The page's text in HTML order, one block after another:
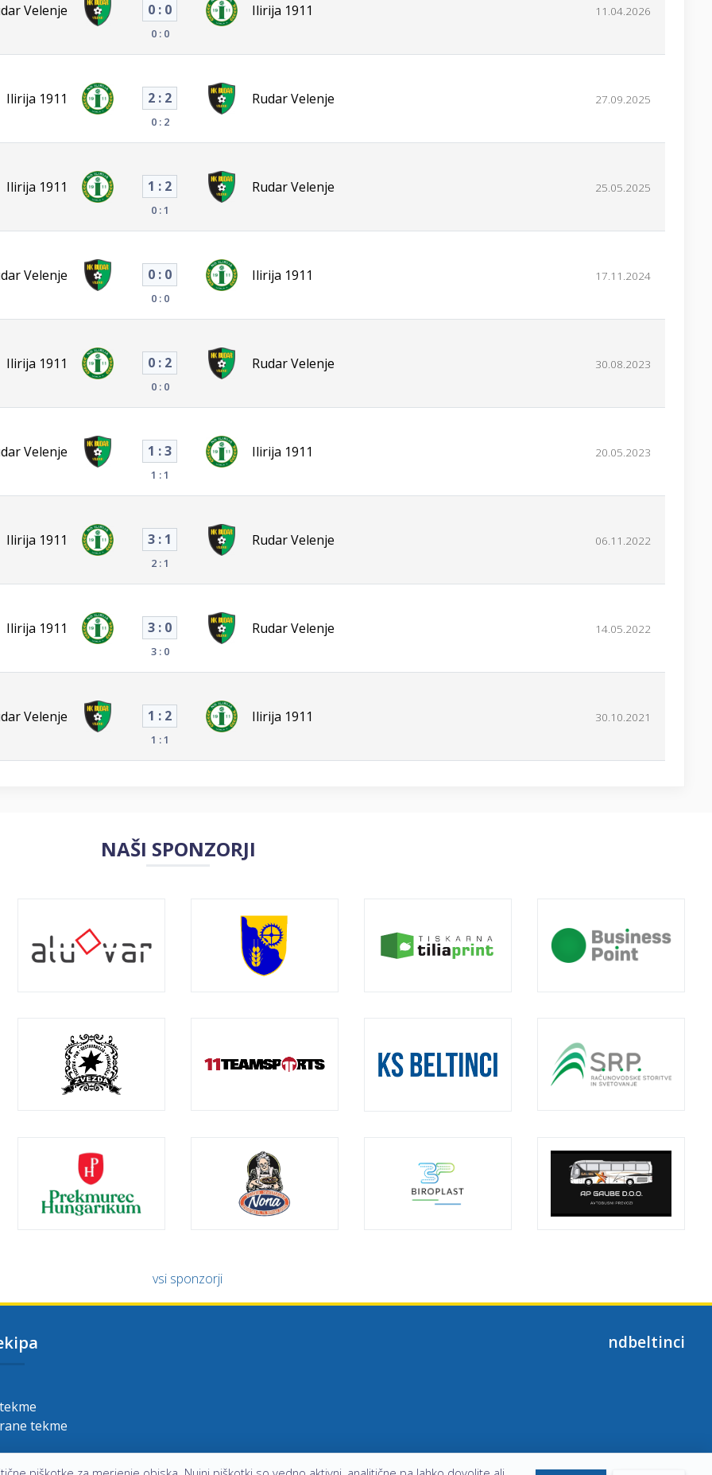
Velenje 0 : 0
0 : 0
Ilirija 1911 11.04.2026
Ilirija 1911 2 : 2
0 : 2
Rudar Velenje 27.09.2025
Ilirija 1911 1 : 2
0 : 1
Rudar Velenje 25.05.2025
Velenje 0 : 0
0 : 0
Ilirija 1911 17.11.2024
Ilirija 1911 0 : 2
0 : 0
Rudar Velenje 30.08.2023
Velenje 1 : 3
1 : 1
Ilirija 1911 20.05.2023
Ilirija 1911 3 : 1
2 : 1
Rudar Velenje 06.11.2022
Ilirija 1911 3 : 0
3 : 0
Rudar Velenje 14.05.2022
Velenje 1 : 2
1 : 1
Ilirija 1911 30.10.2021
NAŠI SPONZORJI
vsi sponzorji
tekme
ndbeltinci